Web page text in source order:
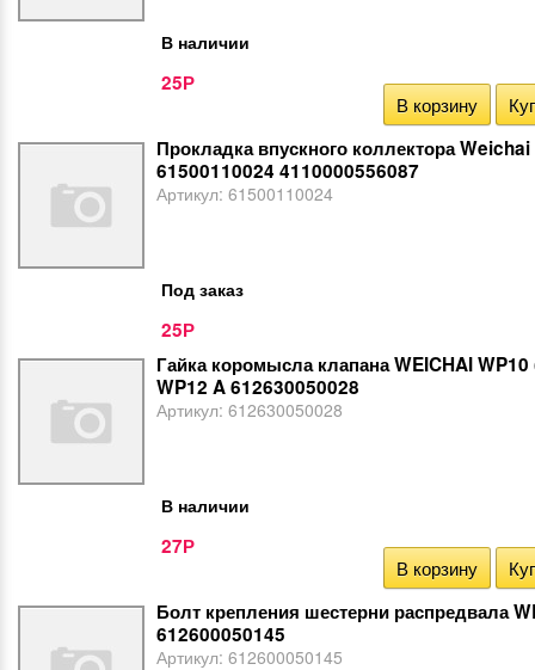
В наличии
25Р
В корзину
Прокладка впускного коллектора
61500110024 4110000556087
Артикул: 61500110024
Под заказ
25Р
Гайка коромысла клапана WEICHAI WP10
WP12 A 612630050028
Артикул: 612630050028
В наличии
27Р
В корзину
Болт крепления шестерни распредвала
612600050145
Артикул: 612600050145